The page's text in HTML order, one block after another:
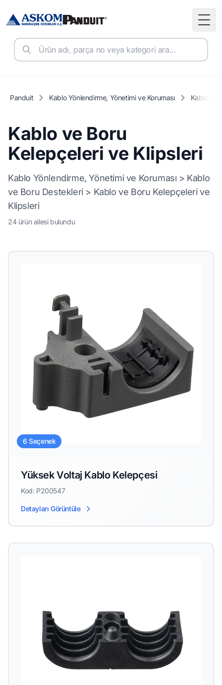
Panduit Kablo Yönlendirme, Yönetimi ve Koruması Kablo ve
Kablo ve Boru
Kelepçeleri ve Klipsleri
Kablo Yönlendirme, Yönetimi ve Koruması > Kablo
ve Boru Destekleri > Kablo ve Boru Kelepçeleri ve
Klipsleri
24 ürün ailesi bulundu
6 Seçenek
Yüksek Voltaj Kablo Kelepçesi
Kod: P200547
Detayları Görüntüle